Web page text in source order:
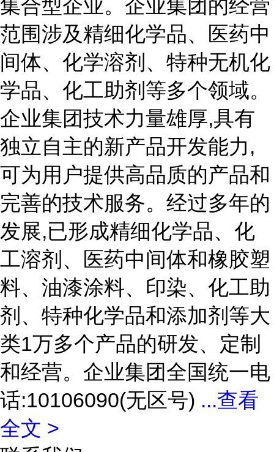
集合型企业。企业集团的经营
范围涉及精细化学品、医药中
间体、化学溶剂、特种无机化
学品、化工助剂等多个领域。
企业集团技术力量雄厚,具有
独立自主的新产品开发能力,
可为用户提供高品质的产品和
完善的技术服务。经过多年的
发展,已形成精细化学品、化
工溶剂、医药中间体和橡胶塑
料、油漆涂料、印染、化工助
剂、特种化学品和添加剂等大
类1万多个产品的研发、定制
和经营。企业集团全国统一电
话:10106090(无区号) ...查看
全文 >